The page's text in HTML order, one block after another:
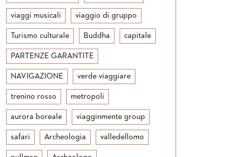
viaggi musicali viaggio di gruppo
Turismo culturale Buddha capitale
PARTENZE GARANTITE
NAVIGAZIONE verde viaggiare
trenino rosso metropoli
aurora boreale viagginmente group
safari Archeologia valledellomo